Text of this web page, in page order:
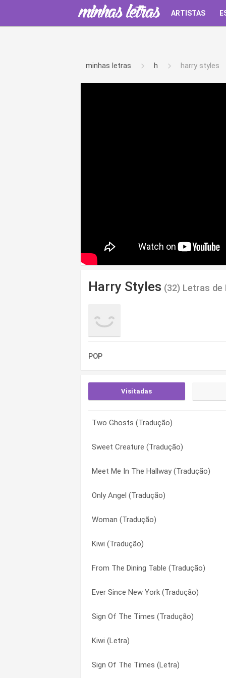
ARTISTAS
minhas letras h harry styles
Harry Styles (32) Letras de
POP
Visitadas
Two Ghosts (Tradução)
Sweet Creature (Tradução)
Meet Me In The Hallway (Tradução)
Only Angel (Tradução)
Woman (Tradução)
Kiwi (Tradução)
From The Dining Table (Tradução)
Ever Since New York (Tradução)
Sign Of The Times (Tradução)
Kiwi (Letra)
Sign Of The Times (Letra)
Broken (Letra)
Woman (Letra)
War is Love (Letra)
Someday Maybe (Letra)
Isn’t She Lovely (Tradução)
Isn’t She Lovely (Letra)
I’ll Be Ready (Tradução)
I’ll Be Ready (Letra)
Broken (Tradução)
Broken (Letra)
Don’t Let Me Go (Tradução)
Broken (Letra)
Broken (Letra)
Broken (Tradução)
Carolina (Letra)
Carolina (Tradução)
Don’t Let Me Go (Letra)
Don’t Let Me Go (Tradução)
Ever Since New York (Letra)
Ever Since New York (Tradução)
From The Dining Table (Letra)
From The Dining Table (Tradução)